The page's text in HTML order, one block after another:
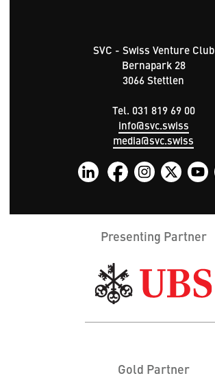
SVC - Swiss Venture Club
Bernapark 28
3066 Stettlen
Tel. 031 819 69 00
info@svc.swiss
media@svc.swiss
Presenting Partner
Gold Partner